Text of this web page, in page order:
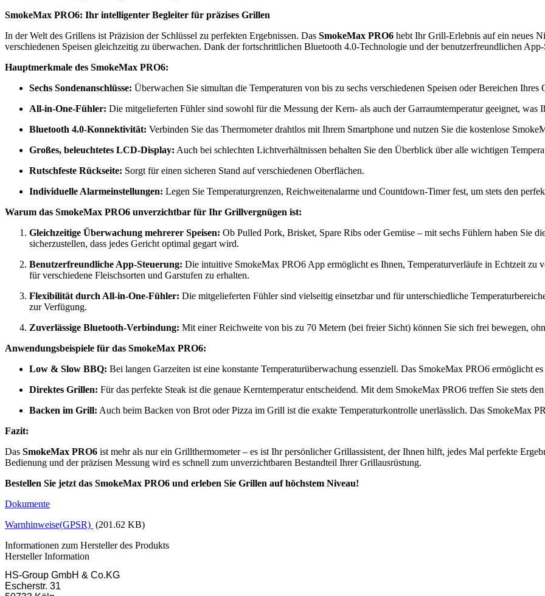
SmokeMax PRO6: Ihr intelligenter Begleiter für präzises Grillen
In der Welt des Grillens ist Präzision der Schlüssel zu perfekten Ergebnissen. Das SmokeMax PRO6 hebt Ihr Grill-Erlebnis auf ein neues
verschiedenen Speisen gleichzeitig zu überwachen. Dank der fortschrittlichen Bluetooth 4.0-Technologie und der benutzerfreundlichen
Hauptmerkmale des SmokeMax PRO6:
Sechs Sondenanschlüsse: Überwachen Sie simultan die Temperaturen von bis zu sechs verschiedenen Speisen oder Bereichen Ihres
All-in-One-Fühler: Die mitgelieferten Fühler sind sowohl für die Messung der Kern- als auch der Garraumtemperatur geeignet, was
Bluetooth 4.0-Konnektivität: Verbinden Sie das Thermometer drahtlos mit Ihrem Smartphone und nutzen Sie die kostenlose
Großes, beleuchtetes LCD-Display: Auch bei schlechten Lichtverhältnissen behalten Sie den Überblick über alle wichtigen
Rutschfeste Rückseite: Sorgt für einen sicheren Stand auf verschiedenen Oberflächen.​
Individuelle Alarmeinstellungen: Legen Sie Temperaturgrenzen, Reichweitenalarme und Countdown-Timer fest, um stets den
Warum das SmokeMax PRO6 unverzichtbar für Ihr Grillvergnügen ist:
Gleichzeitige Überwachung mehrerer Speisen: Ob Pulled Pork, Brisket, Spare Ribs oder Gemüse – mit sechs Fühlern haben Sie
sicherzustellen, dass jedes Gericht optimal gegart wird.​
Benutzerfreundliche App-Steuerung: Die intuitive SmokeMax PRO6 App ermöglicht es Ihnen, Temperaturverläufe in Echtzeit zu
für verschiedene Fleischsorten und Garstufen zu erhalten.​
Flexibilität durch All-in-One-Fühler: Die mitgelieferten Fühler sind vielseitig einsetzbar und für unterschiedliche
zur Verfügung.​
Zuverlässige Bluetooth-Verbindung: Mit einer Reichweite von bis zu 70 Metern (bei freier Sicht) können Sie sich frei bewegen,
Anwendungsbeispiele für das SmokeMax PRO6:
Low & Slow BBQ: Bei langen Garzeiten ist eine konstante Temperaturüberwachung essenziell. Das SmokeMax PRO6 ermöglicht
Direktes Grillen: Für das perfekte Steak ist die genaue Kerntemperatur entscheidend. Mit dem SmokeMax PRO6 treffen Sie stets
Backen im Grill: Auch beim Backen von Brot oder Pizza im Grill ist die exakte Temperaturkontrolle unerlässlich. Das SmokeMax
Fazit:
Das SmokeMax PRO6 ist mehr als nur ein Grillthermometer – es ist Ihr persönlicher Grillassistent, der Ihnen hilft, jedes Mal perfekte
Bedienung und der präzisen Messung wird es schnell zum unverzichtbaren Bestandteil Ihrer Grillausrüstung.​
Bestellen Sie jetzt das SmokeMax PRO6 und erleben Sie Grillen auf höchstem Niveau!
Dokumente
Warnhinweise(GPSR) (201.62 KB)
Informationen zum Hersteller des Produkts
Hersteller Information
HS-Group GmbH & Co.KG
Escherstr. 31